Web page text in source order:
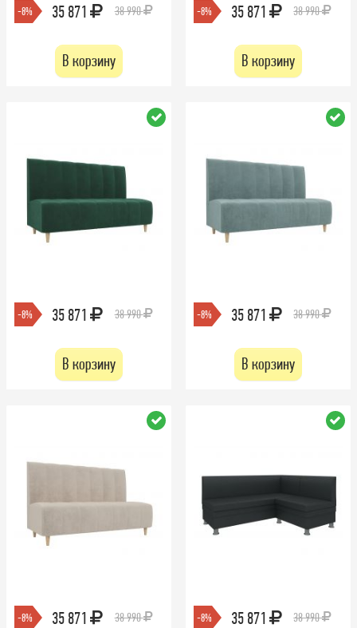
-8% 35 871 38 990
В корзину
-8% 35 871 38 990
В корзину
-8% 35 871 38 990
В корзину
-8% 35 871 38 990
В корзину
-8% 35 871 38 990 -8% 35 871 38 990